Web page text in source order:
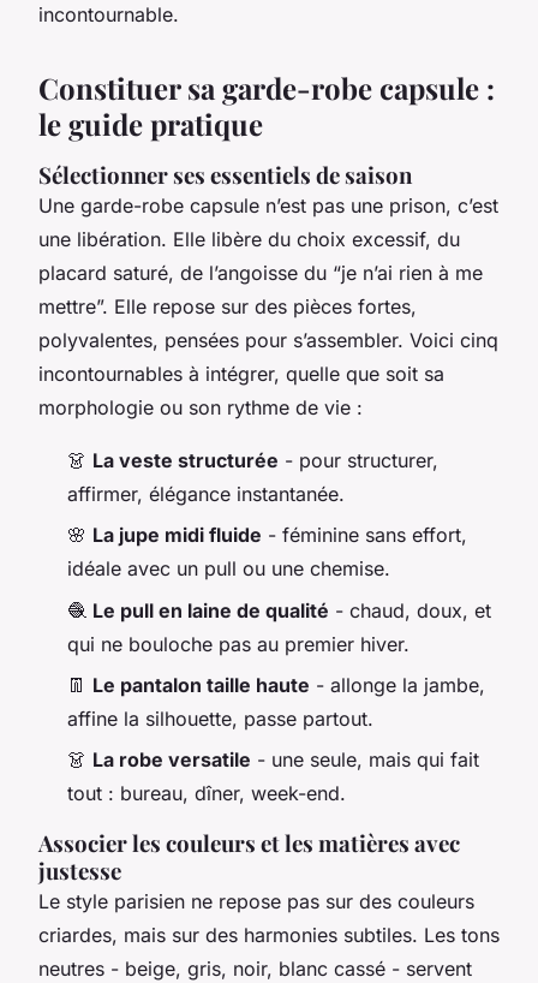
incontournable.
Constituer sa garde-robe capsule :
le guide pratique
Sélectionner ses essentiels de saison
Une garde-robe capsule n’est pas une prison, c’est
une libération. Elle libère du choix excessif, du
placard saturé, de l’angoisse du “je n’ai rien à me
mettre”. Elle repose sur des pièces fortes,
polyvalentes, pensées pour s’assembler. Voici cinq
incontournables à intégrer, quelle que soit sa
morphologie ou son rythme de vie :
👗 La veste structurée - pour structurer,
affirmer, élégance instantanée.
🌸 La jupe midi fluide - féminine sans effort,
idéale avec un pull ou une chemise.
🧶 Le pull en laine de qualité - chaud, doux, et
qui ne bouloche pas au premier hiver.
👖 Le pantalon taille haute - allonge la jambe,
affine la silhouette, passe partout.
👗 La robe versatile - une seule, mais qui fait
tout : bureau, dîner, week-end.
Associer les couleurs et les matières avec
justesse
Le style parisien ne repose pas sur des couleurs
criardes, mais sur des harmonies subtiles. Les tons
neutres - beige, gris, noir, blanc cassé - servent